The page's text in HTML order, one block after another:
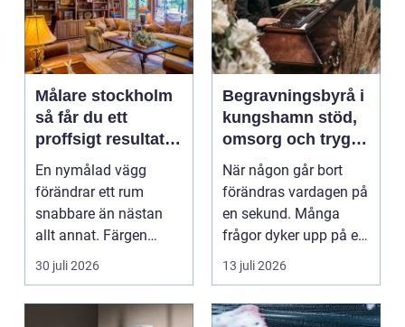
Målare stockholm
så får du ett
proffsigt resultat
hemma
En nymålad vägg
förändrar ett rum
snabbare än nästan
allt annat. Färgen
påverkar hur vi
upplever lju...
30 juli 2026
Begravningsbyrå i
kungshamn stöd,
omsorg och trygg
vägledning
När någon går bort
förändras vardagen på
en sekund. Många
frågor dyker upp på en
gång: Vad händer nu...
13 juli 2026